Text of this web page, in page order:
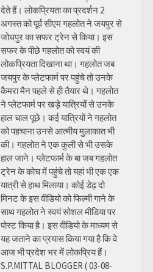
देते हैं। लोकप्रियता का प्रदर्शन 2
अगस्त को पूर्व सीएम गहलोत ने जयपुर से
जोधपुर का सफर ट्रेन से किया। इस
सफर के पीछे गहलोत को स्वयं की
लोकप्रियता दिखाना था। गहलोत जब
जयपुर के प्लेटफार्म पर पहुंचे तो उनके
कैमरा मैन पहले से ही तैयार थे। गहलोत
ने प्लेटफार्म पर खड़े यात्रियों से उनके
हाल चाल पूछे। कई यात्रियों ने गहलोत
को पहचाना उनसे आत्मीय मुलाकात भी
की। गहलोत ने एक कुली से भी उसके
हाल जाने। प्लेटफार्म के बा जब गहलोत
ट्रेन के कोच में पहुंचे तो यहां भी एक एक
यात्री से हाथ मिलाया। कोई डेढ़ दो
मिनट के इस वीडियो को फिल्मी गाने के
साथ गहलोत ने स्वयं सोशल मीडिया पर
पोस्ट किया है। इस वीडियो के माध्यम से
यह जताने का प्रयास किया गया है कि वे
आज भी प्रदेश भर में लोकप्रिय हैं।
S.P.MITTAL BLOGGER ( 03-08-